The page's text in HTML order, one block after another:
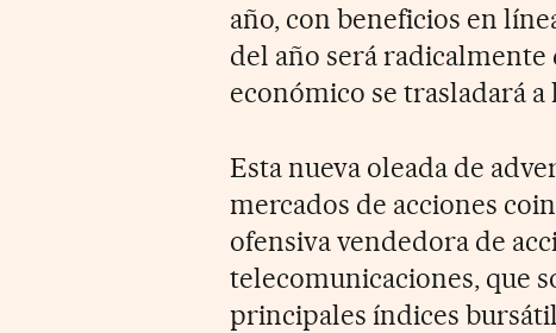
año, con beneficios en
del año será
económico se trasladará a
Esta nueva oleada de
mercados de acciones
ofensiva vendedora de
telecomunicaciones, que
principales índices